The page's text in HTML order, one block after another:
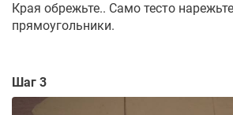
Края обрежьте.. Само тесто
прямоугольники.
Шаг 3